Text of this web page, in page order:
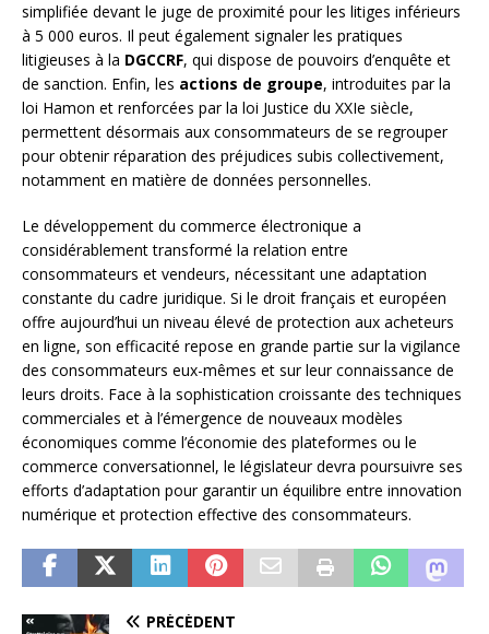
simplifiée devant le juge de proximité pour les litiges inférieurs
à 5 000 euros. Il peut également signaler les pratiques
litigieuses à la DGCCRF, qui dispose de pouvoirs d’enquête et
de sanction. Enfin, les actions de groupe, introduites par la
loi Hamon et renforcées par la loi Justice du XXIe siècle,
permettent désormais aux consommateurs de se regrouper
pour obtenir réparation des préjudices subis collectivement,
notamment en matière de données personnelles.
Le développement du commerce électronique a
considérablement transformé la relation entre
consommateurs et vendeurs, nécessitant une adaptation
constante du cadre juridique. Si le droit français et européen
offre aujourd’hui un niveau élevé de protection aux acheteurs
en ligne, son efficacité repose en grande partie sur la vigilance
des consommateurs eux-mêmes et sur leur connaissance de
leurs droits. Face à la sophistication croissante des techniques
commerciales et à l’émergence de nouveaux modèles
économiques comme l’économie des plateformes ou le
commerce conversationnel, le législateur devra poursuivre ses
efforts d’adaptation pour garantir un équilibre entre innovation
numérique et protection effective des consommateurs.
PRÉCÉDENT